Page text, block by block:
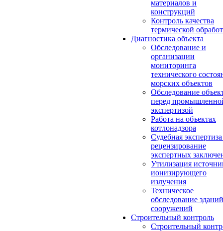
материалов и
конструкций
Контроль качества
термической
Диагностика объекта
Обследование и
организации
мониторинга
технического
морских объектов
Обследование
перед
экспертизой
Работа на объектах
котлонадзора
Судебная
рецензирование
экспертных
Утилизация
ионизирующего
излучения
Техническое
обследование
сооружений
Строительный контроль
Строительный